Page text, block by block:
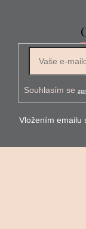
Souhlasím se
Vložením emailu